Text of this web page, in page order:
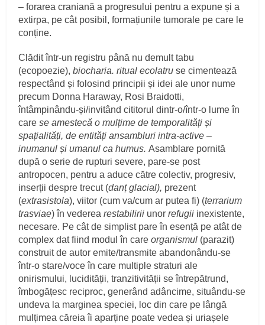
– forarea craniană a progresului pentru a expune și a
extirpa, pe cât posibil, formațiunile tumorale pe care le
conține.
Clădit într-un registru până nu demult tabu
(ecopoezie),biocharia. ritual ecolatru se cimentează
respectând și folosind principii și idei ale unor nume
precum Donna Haraway, Rosi Braidotti,
întâmpinându-și/invitând cititorul dintr-o/într-o lume în
carese amestecă o mulțime de temporalități și
spațialități, de entități ansambluri intra-active –
inumanul și umanul ca humus.Asamblare pornită
după o serie de rupturi severe, pare-se post
antropocen, pentru a aduce către colectiv, progresiv,
inserții despre trecut (danț glacial), prezent
(extrasistola), viitor (cum va/cum ar putea fi) (terrarium
trasviae) în vederearestabilirii unor refugii inexistente,
necesare. Pe cât de simplist pare în esență pe atât de
complex dat fiind modul în careorganismul (parazit)
construit de autor emite/transmite abandonându-se
într-o stare/voce în care multiple straturi ale
onirismului, lucidității, tranzitivității se întrepătrund,
îmbogățesc reciproc, generând adâncime, situându-se
undeva la marginea speciei, loc din care pe lângă
mulțimea căreia îi aparține poate vedea și uriașele